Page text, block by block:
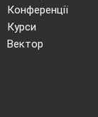
Конференції
Курси
Вектор